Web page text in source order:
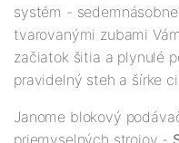
systém -
tvarovanými zubami
začiatok šitia a plynulé
pravidelný steh a šírke
Janome blokový